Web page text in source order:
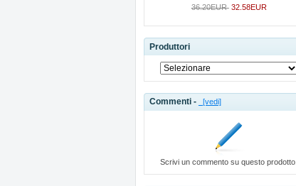
36.20EUR 32.58EUR
Produttori
Commenti - [vedi]
Scrivi un commento su questo prodotto.